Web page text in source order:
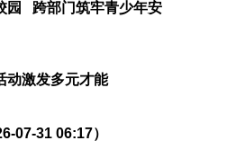
园 跨部门筑牢青少年安
动激发多元才能
07-31 06:17）